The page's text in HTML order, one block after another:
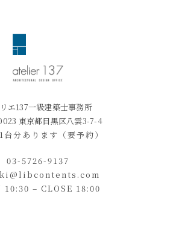
エ137一級建築士事務所
東京都目黒区八雲3-7-4
台分あります（要予約）
03-5726-9137
10:30 – CLOSE 18:00